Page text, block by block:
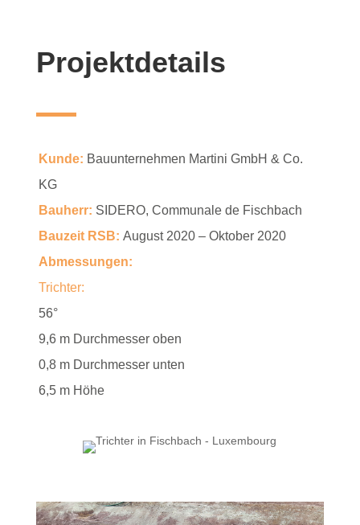
Projektdetails
Kunde: Bauunternehmen Martini GmbH & Co.
KG
Bauherr: SIDERO, Communale de Fischbach
Bauzeit RSB: August 2020 – Oktober 2020
Abmessungen:
Trichter:
56°
9,6 m Durchmesser oben
0,8 m Durchmesser unten
6,5 m Höhe